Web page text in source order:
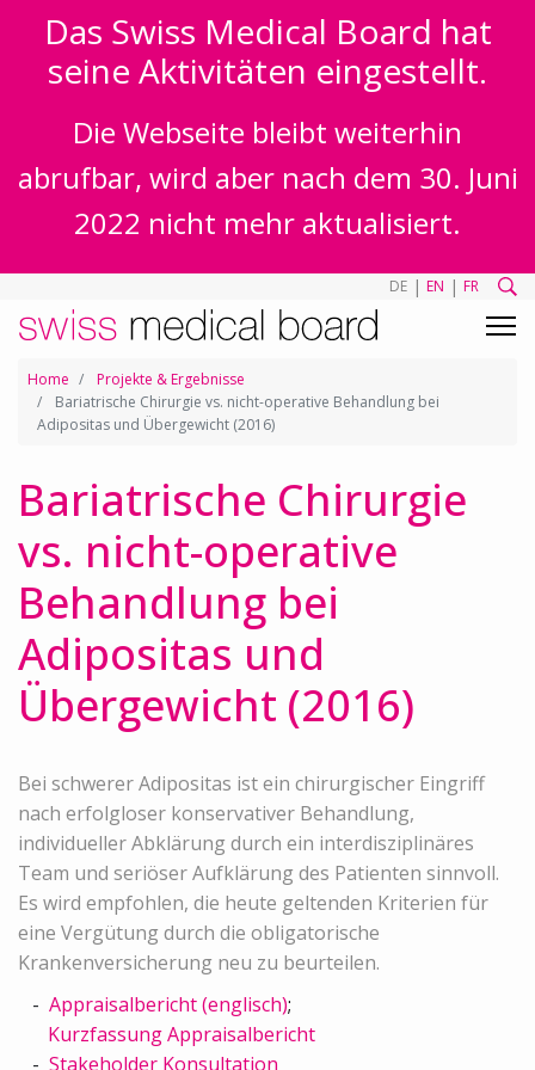
Das Swiss Medical Board hat
seine Aktivitäten eingestellt.
Die Webseite bleibt weiterhin
abrufbar, wird aber nach dem 30. Juni
2022 nicht mehr aktualisiert.
DE | EN | FR
Home
Projekte & Ergebnisse
Bariatrische Chirurgie vs. nicht-operative Behandlung bei
Adipositas und Übergewicht (2016)
Bariatrische Chirurgie
vs. nicht-operative
Behandlung bei
Adipositas und
Übergewicht (2016)
Bei schwerer Adipositas ist ein chirurgischer Eingriff
nach erfolgloser konservativer Behandlung,
individueller Abklärung durch ein interdisziplinäres
Team und seriöser Aufklärung des Patienten sinnvoll.
Es wird empfohlen, die heute geltenden Kriterien für
eine Vergütung durch die obligatorische
Krankenversicherung neu zu beurteilen.
Appraisalbericht (englisch);
Kurzfassung Appraisalbericht
Stakeholder Konsultation